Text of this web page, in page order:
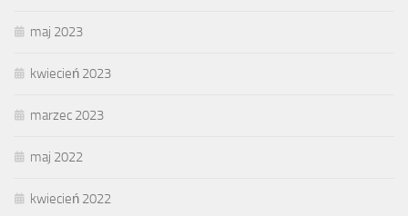
maj 2023
kwiecień 2023
marzec 2023
maj 2022
kwiecień 2022